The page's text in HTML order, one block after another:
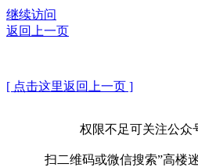
继续访问
返回上一页
[ 点击这里返回上一页 ]
权限不足可关注公众
扫二维码或微信搜索”高楼